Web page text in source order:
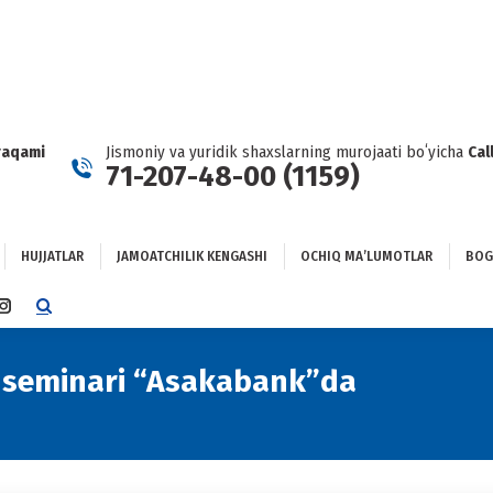
Jismoniy va yuridik shaxslarning murojaati boʻyicha
71-207-48-00 (1159)
HUJJATLAR JAMOATCHILIK KENGASHI OCHIQ MAʼLUMOTLAR
INSTAGRAM
IN
“Asakabank”da